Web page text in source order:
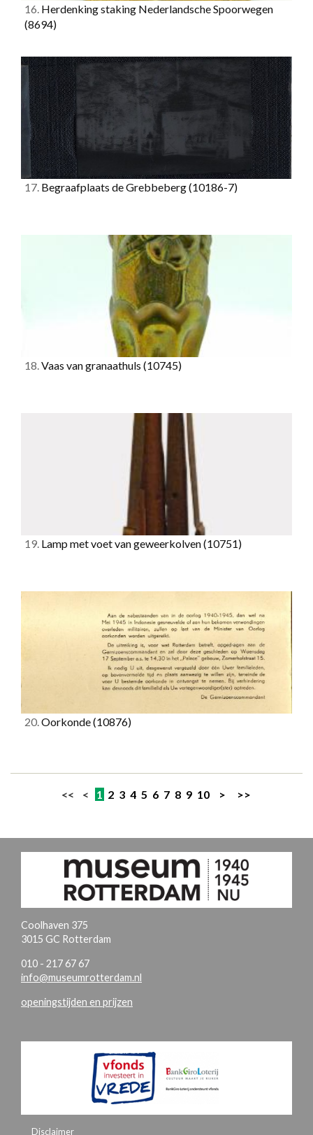
16. Herdenking staking Nederlandsche Spoorwegen
(8694)
17. Begraafplaats de Grebbeberg(10186-7)
18.Vaas van granaathuls (10745)
19. Lamp met voet van geweerkolven(10751)
20.Oorkonde(10876)
<< < 1 2 3 4 5 6 7 8 9 10 > >>
Coolhaven 375
3015 GC Rotterdam
010 - 217 67 67
info@museumrotterdam.nl
openingstijden en prijzen
Disclaimer